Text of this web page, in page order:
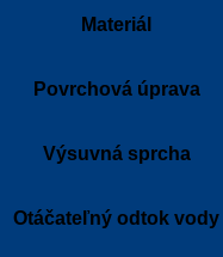
Materiál
Povrchová úprava
Výsuvná sprcha
Otáčateľný odtok vody